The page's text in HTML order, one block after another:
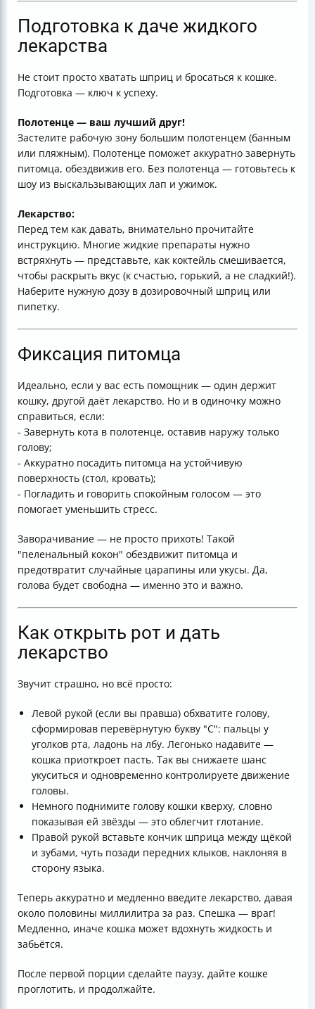
Подготовка к даче жидкого
лекарства
Не стоит просто хватать шприц и бросаться к кошке.
Подготовка — ключ к успеху.
Полотенце — ваш лучший друг!
Застелите рабочую зону большим полотенцем (банным
или пляжным). Полотенце поможет аккуратно завернуть
питомца, обездвижив его. Без полотенца — готовьтесь к
шоу из выскальзывающих лап и ужимок.
Лекарство:
Перед тем как давать, внимательно прочитайте
инструкцию. Многие жидкие препараты нужно
встряхнуть — представьте, как коктейль смешивается,
чтобы раскрыть вкус (к счастью, горький, а не сладкий!).
Наберите нужную дозу в дозировочный шприц или
пипетку.
Фиксация питомца
Идеально, если у вас есть помощник — один держит
кошку, другой даёт лекарство. Но и в одиночку можно
справиться, если:
- Завернуть кота в полотенце, оставив наружу только
голову;
- Аккуратно посадить питомца на устойчивую
поверхность (стол, кровать);
- Погладить и говорить спокойным голосом — это
помогает уменьшить стресс.
Заворачивание — не просто прихоть! Такой
"пеленальный кокон" обездвижит питомца и
предотвратит случайные царапины или укусы. Да,
голова будет свободна — именно это и важно.
Как открыть рот и дать
лекарство
Звучит страшно, но всё просто:
Левой рукой (если вы правша) обхватите голову,
сформировав перевёрнутую букву "C": пальцы у
уголков рта, ладонь на лбу. Легонько надавите —
кошка приоткроет пасть. Так вы снижаете шанс
укуситься и одновременно контролируете движение
головы.
Немного поднимите голову кошки кверху, словно
показывая ей звёзды — это облегчит глотание.
Правой рукой вставьте кончик шприца между щёкой
и зубами, чуть позади передних клыков, наклоняя в
сторону языка.
Теперь аккуратно и медленно введите лекарство, давая
около половины миллилитра за раз. Спешка — враг!
Медленно, иначе кошка может вдохнуть жидкость и
забьётся.
После первой порции сделайте паузу, дайте кошке
проглотить, и продолжайте.